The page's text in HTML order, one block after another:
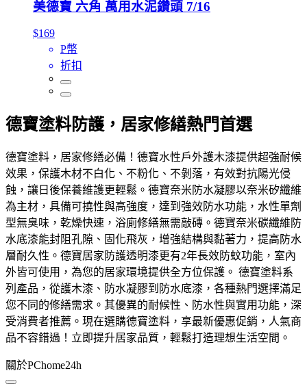
美德寶 六角 萬用水泥鑽頭 7/16
$169
P幣
折扣
德寶塗料防護，居家修繕熱門首選
德寶塗料，居家修繕必備！德寶水性戶外護木漆提供超強耐候
效果，保護木材不白化、不粉化、不剝落，有效對抗陽光侵
蝕，讓日後保養維護更輕鬆。德寶奈米防水凝膠以奈米矽纖維
為主材，具備可撓性與高強度，達到強效防水功能，水性單劑
型無臭味，乾燥快速，浴廁修繕無需敲磚。德寶奈米碳纖維防
水底漆能封阻孔隙、固化飛灰，增強結構與黏著力，提高防水
層耐久性。德寶居家防護透明漆更有2年長效防蚊功能，室內
外皆可使用，為您的居家環境提供全方位保護。 德寶塗料系
列產品，從護木漆、防水凝膠到防水底漆，各種熱門選擇滿足
您不同的修繕需求。其優異的耐候性、防水性與實用功能，深
受消費者推薦。現在選購德寶塗料，享最新優惠促銷，人氣商
品不容錯過！立即提升居家品質，輕鬆打造理想生活空間。
關於PChome24h